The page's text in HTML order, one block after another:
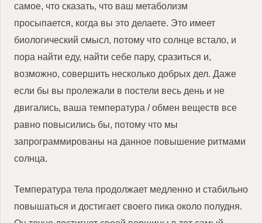
самое, что сказать, что ваш метаболизм
просыпается, когда вы это делаете. Это имеет
биологический смысл, потому что солнце встало, и
пора найти еду, найти себе пару, сразиться и,
возможно, совершить несколько добрых дел. Даже
если бы вы пролежали в постели весь день и не
двигались, ваша температура / обмен веществ все
равно повысились бы, потому что мы
запрограммированы на данное повышение ритмами
солнца.
Температура тела продолжает медленно и стабильно
повышаться и достигает своего пика около полудня.